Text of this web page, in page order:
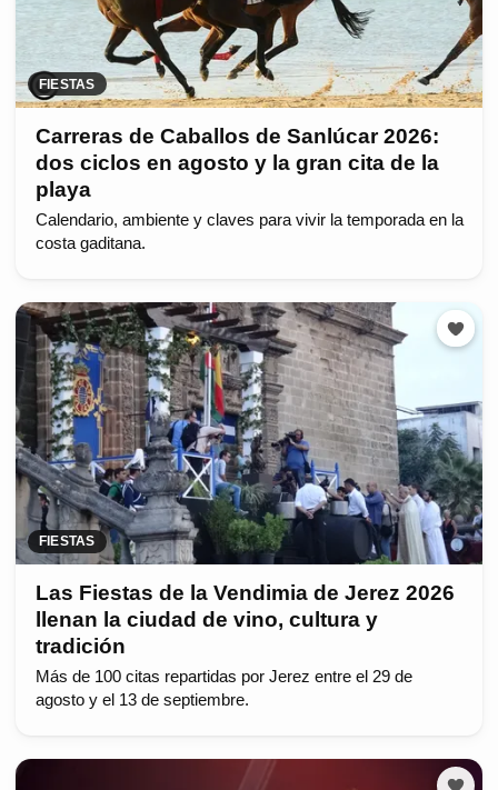
FIESTAS
Carreras de Caballos de Sanlúcar 2026:
dos ciclos en agosto y la gran cita de la
playa
Calendario, ambiente y claves para vivir la temporada en la
costa gaditana.
FIESTAS
Las Fiestas de la Vendimia de Jerez 2026
llenan la ciudad de vino, cultura y
tradición
Más de 100 citas repartidas por Jerez entre el 29 de
agosto y el 13 de septiembre.